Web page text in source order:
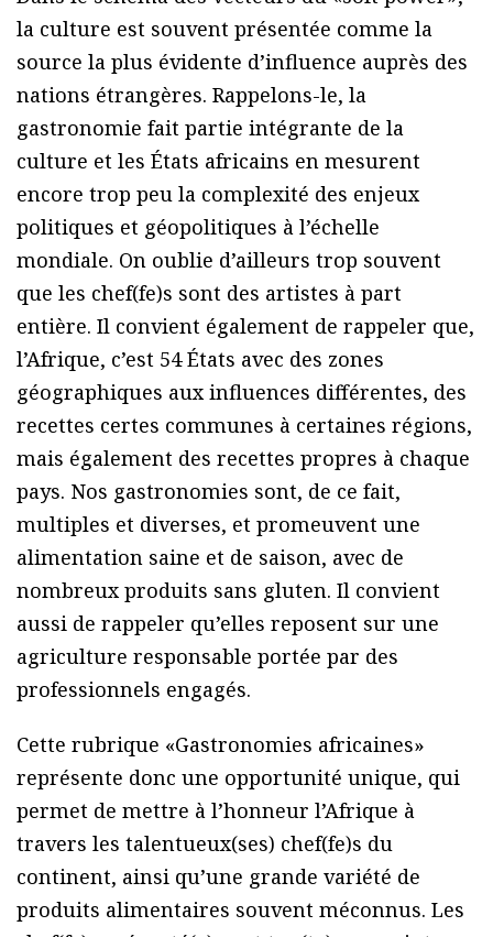
la culture est souvent présentée comme la
source la plus évidente d’influence auprès des
nations étrangères. Rappelons-le, la
gastronomie fait partie intégrante de la
culture et les États africains en mesurent
encore trop peu la complexité des enjeux
politiques et géopolitiques à l’échelle
mondiale. On oublie d’ailleurs trop souvent
que les chef(fe)s sont des artistes à part
entière. Il convient également de rappeler que,
l’Afrique, c’est 54 États avec des zones
géographiques aux influences différentes, des
recettes certes communes à certaines régions,
mais également des recettes propres à chaque
pays. Nos gastronomies sont, de ce fait,
multiples et diverses, et promeuvent une
alimentation saine et de saison, avec de
nombreux produits sans gluten. Il convient
aussi de rappeler qu’elles reposent sur une
agriculture responsable portée par des
professionnels engagés.
Cette rubrique «Gastronomies africaines»
représente donc une opportunité unique, qui
permet de mettre à l’honneur l’Afrique à
travers les talentueux(ses) chef(fe)s du
continent, ainsi qu’une grande variété de
produits alimentaires souvent méconnus. Les